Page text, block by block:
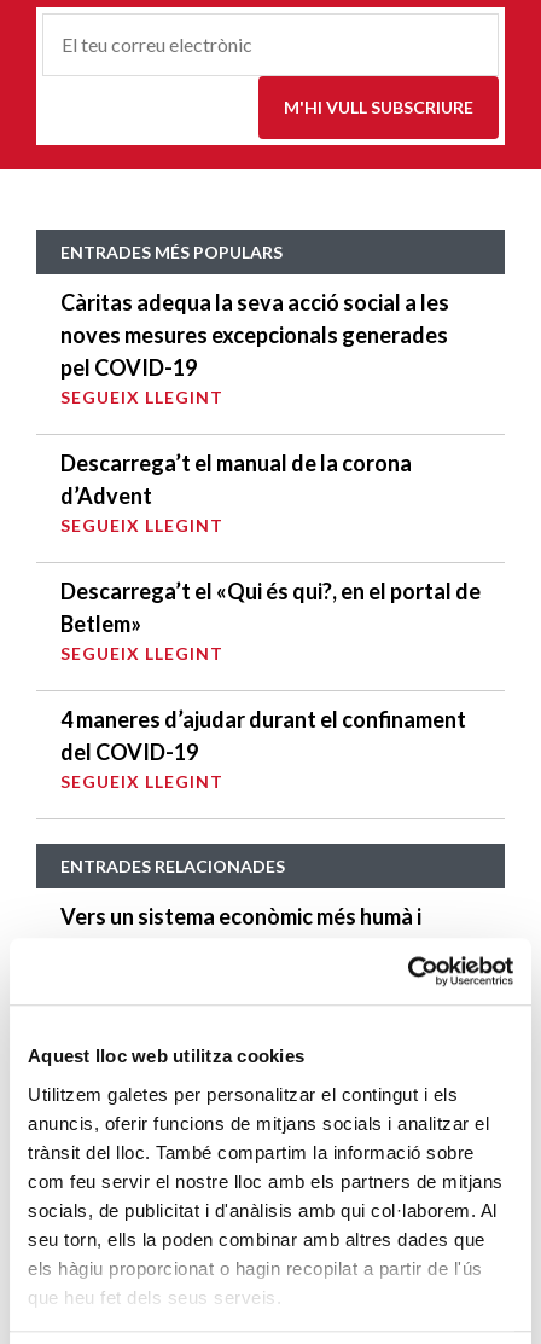
Aquest lloc web utilitza cookies
Utilitzem galetes per personalitzar el contingut i els
anuncis, oferir funcions de mitjans socials i analitzar el
trànsit del lloc. També compartim la informació sobre
com feu servir el nostre lloc amb els partners de mitjans
socials, de publicitat i d'anàlisis amb qui col·laborem. Al
seu torn, ells la poden combinar amb altres dades que
els hàgiu proporcionat o hagin recopilat a partir de l'ús
que heu fet dels seus serveis.
Correu-
M'HI VULL SUBSCRIURE
ENTRADES MÉS POPULARS
Càritas adequa la seva acció social a les
noves mesures excepcionals generades
pel COVID-19
SEGUEIX LLEGINT
Descarrega’t el manual de la corona
d’Advent
SEGUEIX LLEGINT
Descarrega’t el «Qui és qui?, en el portal de
Betlem»
SEGUEIX LLEGINT
4 maneres d’ajudar durant el confinament
del COVID-19
SEGUEIX LLEGINT
ENTRADES RELACIONADES
Vers un sistema econòmic més humà i
La qualitat humana de la nostra societat
No qualsevol treball, sinó un treball
decent
SEGUEIX LLEGINT
1.000 persones aconsegueixen un
contracte laboral en un any i mig a través